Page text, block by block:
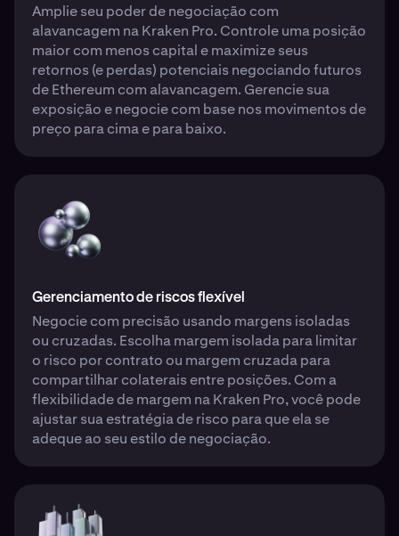
Amplie seu poder de negociação com
alavancagem na Kraken Pro. Controle uma posição
maior com menos capital e maximize seus
retornos (e perdas) potenciais negociando futuros
de Ethereum com alavancagem. Gerencie sua
exposição e negocie com base nos movimentos de
preço para cima e para baixo.
Gerenciamento de riscos flexível
Negocie com precisão usando margens isoladas
ou cruzadas. Escolha margem isolada para limitar
o risco por contrato ou margem cruzada para
compartilhar colaterais entre posições. Com a
flexibilidade de margem na Kraken Pro, você pode
ajustar sua estratégia de risco para que ela se
adeque ao seu estilo de negociação.